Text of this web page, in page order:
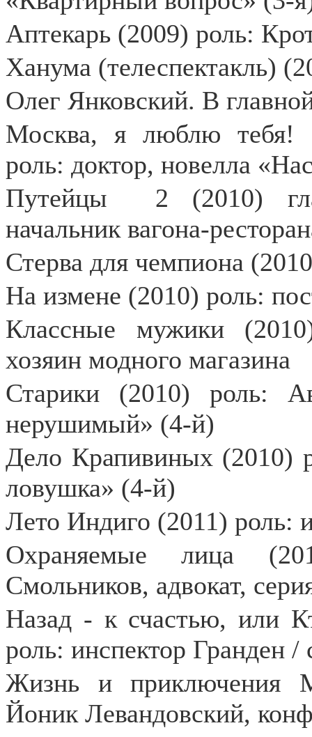
Аптекарь (2009) роль:
Ханума (телеспектакль)
Олег Янковский. В
Москва, я люблю тебя!
роль: доктор, новелла
Путейцы
2 (2010)
начальник вагона-
Стерва для чемпиона
На измене (2010) роль:
Классные мужики
хозяин модного магазина
Старики (2010) роль:
нерушимый» (4-й)
Дело Крапивиных (2010)
ловушка» (4-й)
Лето Индиго (2011) роль:
Охраняемые лица
Смольников, адвокат,
Назад - к счастью, или
роль: инспектор Гранден /
Жизнь и приключения
Йоник Левандовский,